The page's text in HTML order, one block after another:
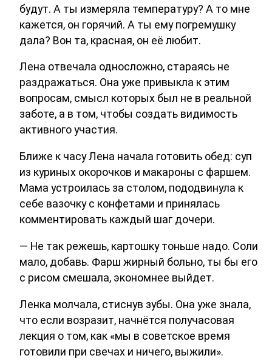
будут. А ты измеряла температуру? А то мне
кажется, он горячий. А ты ему погремушку
дала? Вон та, красная, он её любит.
Лена отвечала односложно, стараясь не
раздражаться. Она уже привыкла к этим
вопросам, смысл которых был не в реальной
заботе, а в том, чтобы создать видимость
активного участия.
Ближе к часу Лена начала готовить обед: суп
из куриных окорочков и макароны с фаршем.
Мама устроилась за столом, пододвинула к
себе вазочку с конфетами и принялась
комментировать каждый шаг дочери.
— Не так режешь, картошку тоньше надо. Соли
мало, добавь. Фарш жирный больно, ты бы его
с рисом смешала, экономнее выйдет.
Ленка молчала, стиснув зубы. Она уже знала,
что если возразит, начнётся получасовая
лекция о том, как «мы в советское время
готовили при свечах и ничего, выжили».